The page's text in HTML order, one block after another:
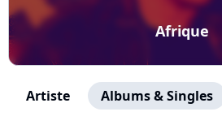
Afrique
Artiste Albums & Singles